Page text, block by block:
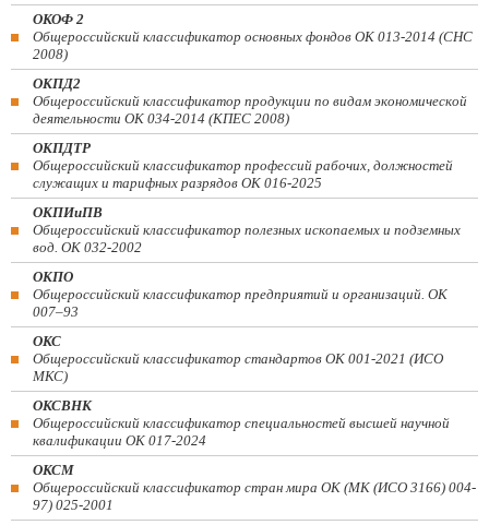
ОКОФ 2
Общероссийский классификатор основных фондов ОК 013-2014 (СНС
2008)
ОКПД2
Общероссийский классификатор продукции по видам экономической
деятельности ОК 034-2014 (КПЕС 2008)
ОКПДТР
Общероссийский классификатор профессий рабочих, должностей
служащих и тарифных разрядов ОК 016-2025
ОКПИиПВ
Общероссийский классификатор полезных ископаемых и подземных
вод. ОК 032-2002
ОКПО
Общероссийский классификатор предприятий и организаций. ОК
007–93
ОКС
Общероссийский классификатор стандартов ОК 001-2021 (ИСО
МКС)
ОКСВНК
Общероссийский классификатор специальностей высшей научной
квалификации ОК 017-2024
ОКСМ
Общероссийский классификатор стран мира ОК (МК (ИСО 3166) 004-
97) 025-2001